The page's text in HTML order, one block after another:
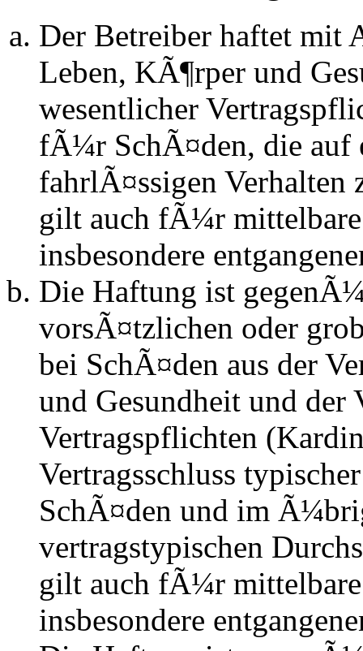
Der Betreiber haftet mit
Leben, KÃ¶rper und
wesentlicher
fÃ¼r SchÃ¤den, die auf
fahrlÃ¤ssigen
gilt auch fÃ¼r
insbesondere
Die Haftung ist
vorsÃ¤tzlichen oder
bei SchÃ¤den aus der
und Gesundheit und der
Vertragspflichten
Vertragsschluss
SchÃ¤den und im
vertragstypischen
gilt auch fÃ¼r
insbesondere